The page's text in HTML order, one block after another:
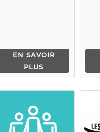
EN SAVOIR
PLUS